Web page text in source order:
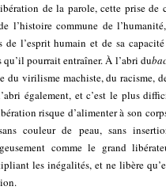
de la parole, cette prise
l’histoire commune de
de l’esprit humain et de sa
qu’il pourrait entraîner. À l’abri du
du virilisme machiste, du racisme,
également, et c’est le plus
risque d’alimenter à son
couleur de peau, sans
comme le grand
les inégalités, et ne libère